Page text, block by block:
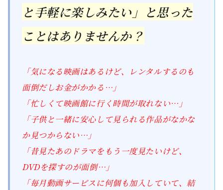
と手軽に楽しみたい」と思った
ことはありませんか？
「気になる映画はあるけど、レンタルするのも
面倒だしお金がかかる…」
「忙しくて映画館に行く時間が取れない…」
「子供と一緒に安心して見られる作品がなかな
か見つからない…」
「昔見たあのドラマをもう一度見たいけど、
DVDを探すのが面倒…」
「毎月動画サービスに何個も加入していて、結